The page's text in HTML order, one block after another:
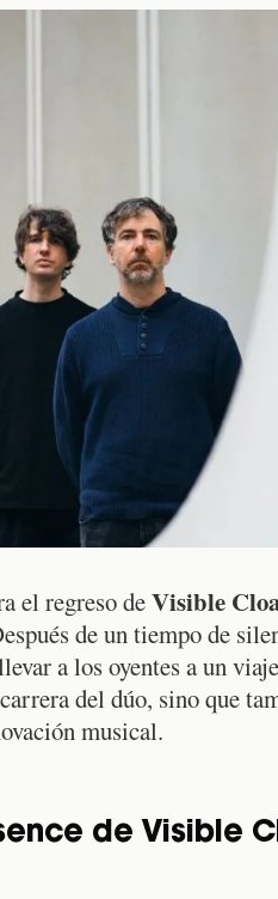
el regreso deVisible
de un tiempo de
a los oyentes a un
del dúo, sino que
musical.
de Visible